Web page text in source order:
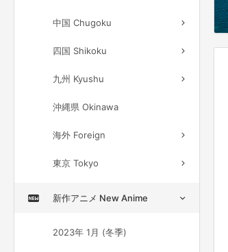
中国 Chugoku
四国 Shikoku
九州 Kyushu
沖縄県 Okinawa
海外 Foreign
東京 Tokyo
新作アニメ New Anime
2023年 1月 (冬季)